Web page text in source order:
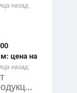
назад
цена на
назад